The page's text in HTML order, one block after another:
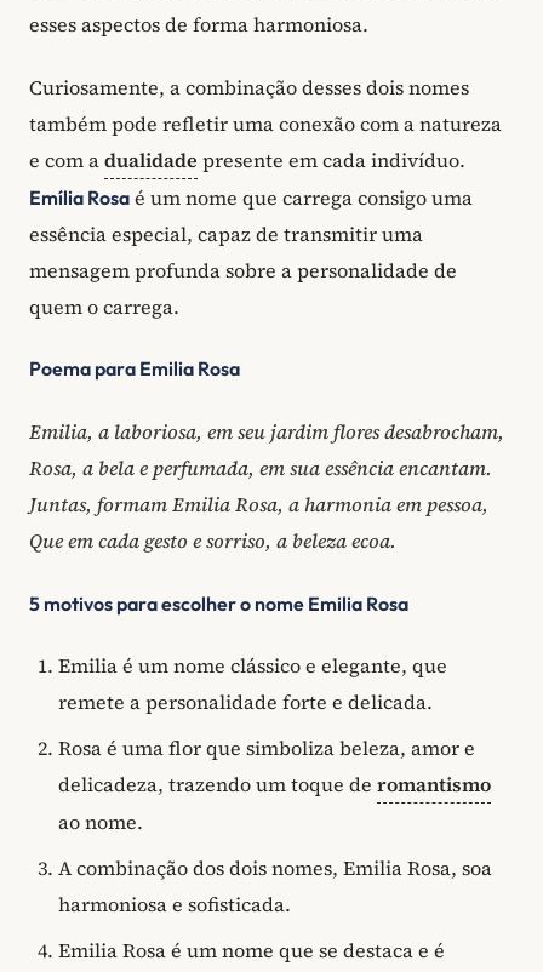
esses aspectos de forma harmoniosa.
Curiosamente, a combinação desses dois nomes
também pode refletir uma conexão com a natureza
e com adualidade presente em cada indivíduo.
Emília Rosa é um nome que carrega consigo uma
essência especial, capaz de transmitir uma
mensagem profunda sobre a personalidade de
quem o carrega.
Poema para Emilia Rosa
Emilia, a laboriosa, em seu jardim flores desabrocham,
Rosa, a bela e perfumada, em sua essência encantam.
Juntas, formam Emilia Rosa, a harmonia em pessoa,
Que em cada gesto e sorriso, a beleza ecoa.
5 motivos para escolher o nome Emilia Rosa
Emilia é um nome clássico e elegante, que
remete a personalidade forte e delicada.
Rosa é uma flor que simboliza beleza, amor e
delicadeza, trazendo um toque de romantismo
ao nome.
A combinação dos dois nomes, Emilia Rosa, soa
harmoniosa e sofisticada.
Emilia Rosa é um nome que se destaca e é